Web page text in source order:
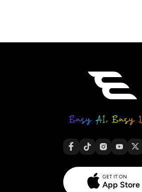
GET IT ON
App Store